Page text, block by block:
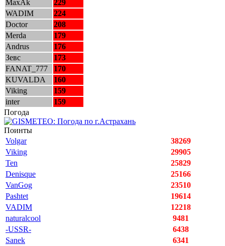
MaxAk
229
WADIM
224
Doctor
208
Merda
179
Andrus
176
Зевс
173
FANAT_777
170
KUVALDA
160
Viking
159
inter
159
Погода
Поинты
Volgar
38269
Viking
29905
Ten
25829
Denisque
25166
VanGog
23510
Pashtet
19614
VADIM
12218
naturalcool
9481
-USSR-
6438
Sanek
6341